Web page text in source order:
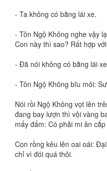
- Ta không có bằng lái xe.
- Tôn Ngộ Không nghe vậy
Con này thì sao? Rất hợp
- Đã nói không có bằng lái
- Tôn Ngộ Không bĩu môi:
Nói rồi Ngộ Không vọt lên
đang bay lượn thì vội vàng
mấy đấm: Có phải mi ăn
Con rồng kêu lên oai oái:
chỉ vì đói quá thôi.